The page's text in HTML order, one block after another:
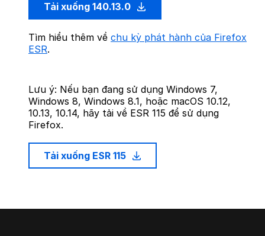
Tải xuống 140.13.0
Tìm hiểu thêm về chu kỳ phát hành của Firefox
ESR.
Lưu ý: Nếu bạn đang sử dụng Windows 7,
Windows 8, Windows 8.1, hoặc macOS 10.12,
10.13, 10.14, hãy tải về ESR 115 để sử dụng
Firefox.
Tải xuống ESR 115